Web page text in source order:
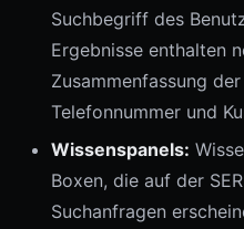
Suchbegriff des
Ergebnisse enthalten
Zusammenfassung
Telefonnummer und
Wissenspanels:
Boxen, die auf der
Suchanfragen